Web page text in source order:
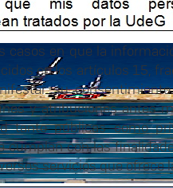
casos en que la
en los artículos 15,
su
y atribuciones antes
tanto públicas como
cumplan con las
servicios que ofrece